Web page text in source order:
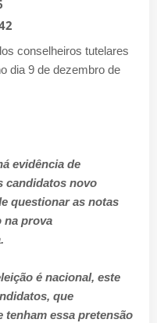
conselheiros tutelares
dia 9 de dezembro de
evidência de
candidatos novo
questionar as notas
na prova
é nacional, este
que
tenham essa pretensão